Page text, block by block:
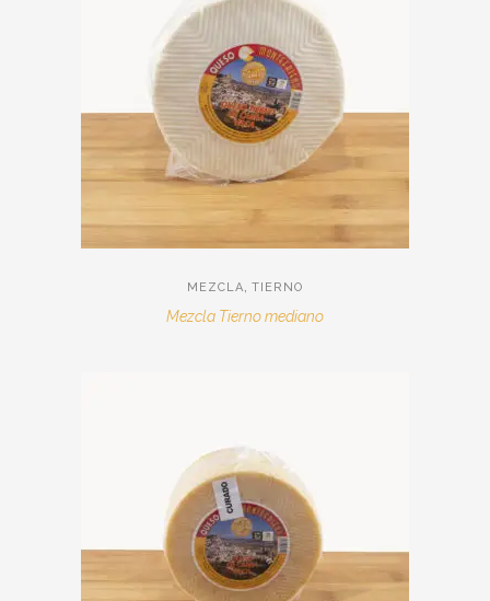
MEZCLA TIERNO
Mezcla Tierno mediano